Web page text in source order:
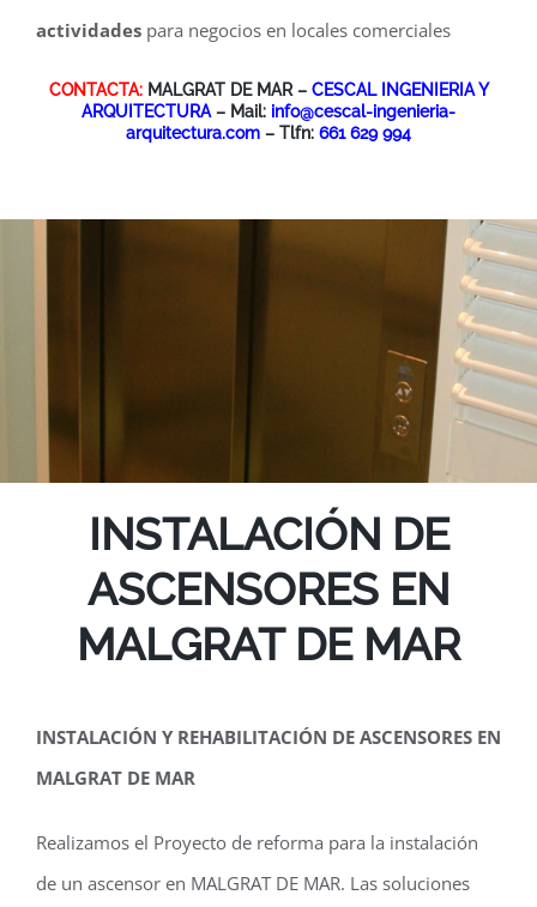
actividades para negocios en locales comerciales
CONTACTA:MALGRAT DE MAR – CESCAL INGENIERIA Y
ARQUITECTURA – Mail: info@cescal-ingenieria-
arquitectura.com – Tlfn: 661 629 994
INSTALACIÓN DE
ASCENSORES EN
MALGRAT DE MAR
INSTALACIÓN Y REHABILITACIÓN DE ASCENSORES EN
MALGRAT DE MAR
Realizamos el Proyecto de reforma para la instalación
de un ascensor en MALGRAT DE MAR. Las soluciones